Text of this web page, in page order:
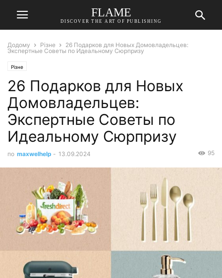
FLAME
DISCOVER THE ART OF PUBLISHING
Додому Різне
26 Подарков для Новых Домовладельцев:
Экспертные Советы по Идеальному Сюрпризу
Різне
26 Подарков для Новых
Домовладельцев:
Экспертные Советы по
Идеальному Сюрпризу
по maxwelhelp - 13.09.2024 95